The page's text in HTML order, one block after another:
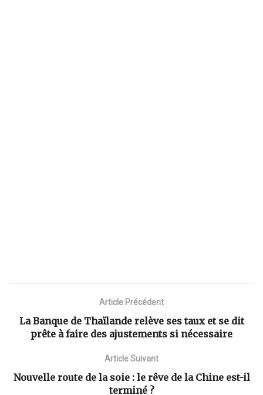
Article Précédent
La Banque de Thaïlande relève ses taux et se dit
prête à faire des ajustements si nécessaire
Article Suivant
Nouvelle route de la soie : le rêve de la Chine est-il
terminé ?